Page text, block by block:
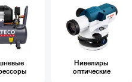
Нивелиры
оптические